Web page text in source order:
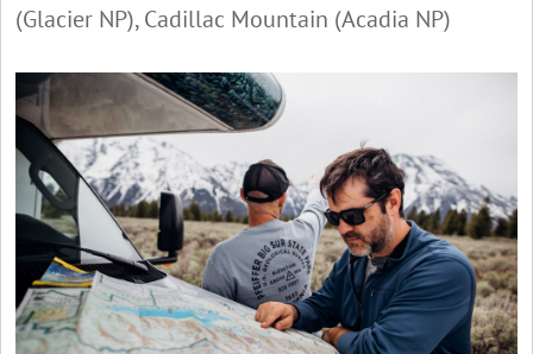
(Glacier NP), Cadillac Mountain (Acadia NP)